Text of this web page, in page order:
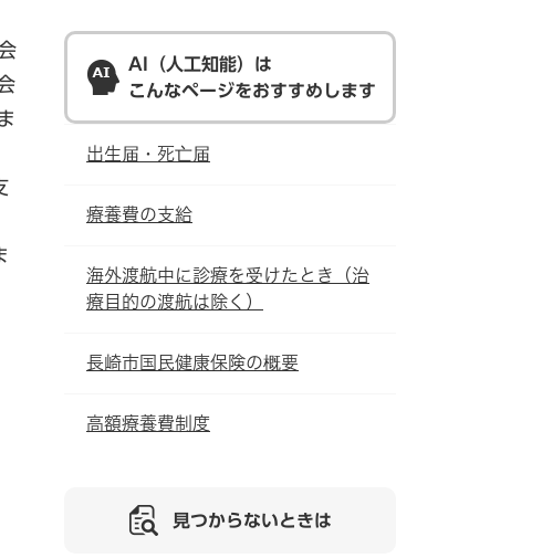
AI（人工知能）は
こんなページをおすすめします
出生届・死亡届
療養費の支給
海外渡航中に診療を受けたとき（治
療目的の渡航は除く）
長崎市国民健康保険の概要
高額療養費制度
見つからないときは